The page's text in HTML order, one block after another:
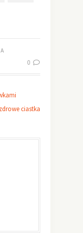
0
ciastka